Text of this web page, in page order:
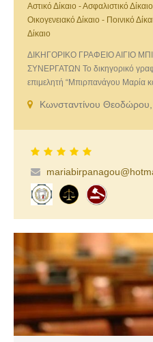
Αστικό Δίκαιο - Ασφαλιστικό
Οικογενειακό Δίκαιο - Ποινικό
Δίκαιο
ΔΙΚΗΓΟΡΙΚΟ ΓΡΑΦΕΙΟ ΑΙΓΙΟ
ΣΥΝΕΡΓΑΤΩΝ Το δικηγορικό
επιμελητή “Μπιρπανάγου Μαρία
δικογράφων & αναγκαστικών
Νοικοκυριά
Κωνσταντίνου Θεοδώρου,